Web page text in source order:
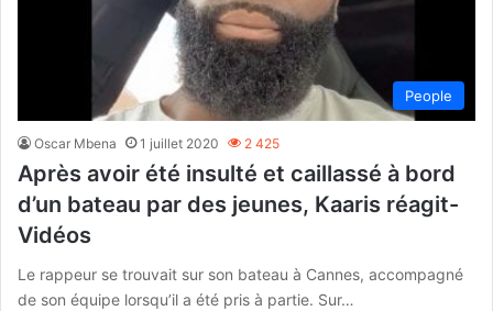
People
Oscar Mbena 1 juillet 2020 2 425
Après avoir été insulté et caillassé à bord
d’un bateau par des jeunes, Kaaris réagit-
Vidéos
Le rappeur se trouvait sur son bateau à Cannes, accompagné
de son équipe lorsqu’il a été pris à partie. Sur…